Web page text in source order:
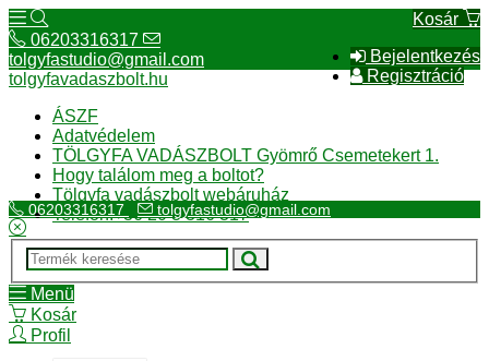
Kosár
Bejelentkezés
Regisztráció
06203316317
tolgyfastudio@gmail.com
tolgyfavadaszbolt.hu
ÁSZF
Adatvédelem
TÖLGYFA VADÁSZBOLT Gyömrő Csemetekert 1.
Hogy találom meg a boltot?
Tölgyfa vadászbolt webáruház
Telefon:+36 20 3 316 317
06203316317 tolgyfastudio@gmail.com
Menü
Kosár
Profil